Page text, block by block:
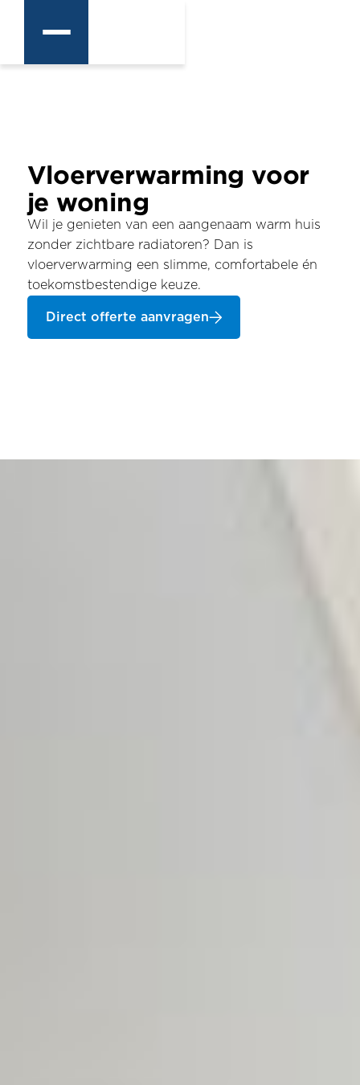
Vloerverwarming voor
je woning
Wil je genieten van een aangenaam warm huis
zonder zichtbare radiatoren? Dan is
vloerverwarming een slimme, comfortabele én
toekomstbestendige keuze.
Direct offerte aanvragen